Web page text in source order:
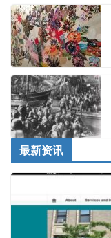
最新资讯